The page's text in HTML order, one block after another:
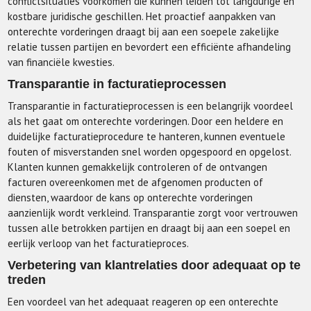
kostbare juridische geschillen. Het proactief aanpakken van
onterechte vorderingen draagt bij aan een soepele zakelijke
relatie tussen partijen en bevordert een efficiënte afhandeling
van financiële kwesties.
Transparantie in facturatieprocessen
Transparantie in facturatieprocessen is een belangrijk voordeel
als het gaat om onterechte vorderingen. Door een heldere en
duidelijke facturatieprocedure te hanteren, kunnen eventuele
fouten of misverstanden snel worden opgespoord en opgelost.
Klanten kunnen gemakkelijk controleren of de ontvangen
facturen overeenkomen met de afgenomen producten of
diensten, waardoor de kans op onterechte vorderingen
aanzienlijk wordt verkleind. Transparantie zorgt voor vertrouwen
tussen alle betrokken partijen en draagt bij aan een soepel en
eerlijk verloop van het facturatieproces.
Verbetering van klantrelaties door adequaat op te
treden
Een voordeel van het adequaat reageren op een onterechte